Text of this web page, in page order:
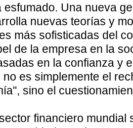
esfumado. Una nueva
nuevas teorías y
más sofisticadas del
de la empresa en la
en la confianza y
es simplemente el
sino el
financiero mundial